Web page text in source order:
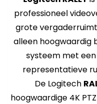
professioneel
grote
alleen hoogwaardig
systeem met
representatieve
De Logitech
hoogwaardige 4K